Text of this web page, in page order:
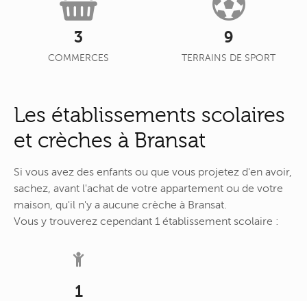
3
COMMERCES
9
TERRAINS DE SPORT
Les établissements scolaires
et crèches à Bransat
Si vous avez des enfants ou que vous projetez d'en avoir,
sachez, avant l'achat de votre appartement ou de votre
maison, qu'il n'y a aucune crèche à Bransat.
Vous y trouverez cependant 1 établissement scolaire :
1